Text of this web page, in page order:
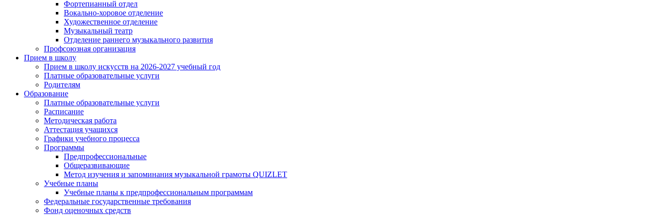
Фортепианный отдел
Вокально-хоровое отделение
Художественное отделение
Музыкальный театр
Отделение раннего музыкального развития
Профсоюзная организация
Прием в школу
Прием в школу искусств на 2026-2027 учебный год
Платные образовательные услуги
Родителям
Образование
Платные образовательные услуги
Расписание
Методическая работа
Аттестация учащихся
Графики учебного процесса
Программы
Предпрофессиональные
Общеразвивающие
Метод изучения и запоминания музыкальной грамоты QUIZLET
Учебные планы
Учебные планы к предпрофессиональным программам
Федеральные государственные требования
Фонд оценочных средств